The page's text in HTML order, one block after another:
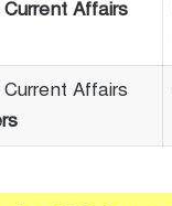
Affairs
Current Affairs